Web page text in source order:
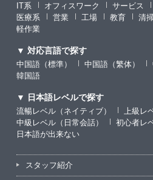
IT系 オフィスワーク サービス
医療系
営業 工場 教育 清
軽作業
▼ 対応言語で探す
中国語（標準） 中国語（繁体）
韓国語
▼ 日本語レベルで探す
流暢レベル（ネイティブ）
上級レ
中級レベル（日常会話）
初心者レ
日本語が出来ない
スタッフ紹介